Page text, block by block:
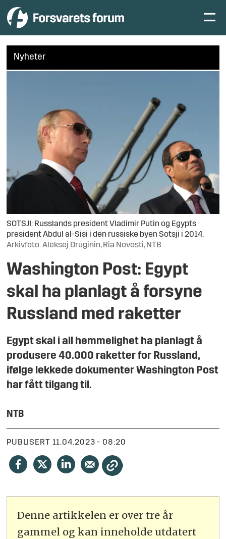
Nyheter
SOTSJI: Russlands president Vladimir Putin og Egypts
president Abdul al-Sisi i den russiske byen Sotsji i 2014.
Arkivfoto: Aleksej Druginin, Ria Novosti, NTB
Washington Post: Egypt
skal ha planlagt å forsyne
Russland med raketter
Egypt skal i all hemmelighet ha planlagt å
produsere 40.000 raketter for Russland,
ifølge lekkede dokumenter Washington Post
har fått tilgang til.
NTB
PUBLISERT 11.04.2023 - 08:20
Denne artikkelen er over tre år
gammel og kan inneholde utdatert